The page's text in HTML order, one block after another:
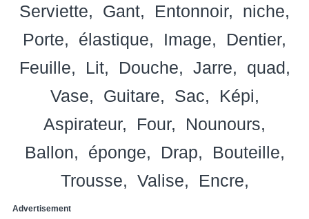
Serviette
Gant Entonnoir
niche
Porte
élastique Image
Dentier
Feuille
Lit Douche Jarre
quad
Vase
Guitare Sac
Képi
Aspirateur
Four
Nounours
Ballon
éponge Drap
Bouteille
Trousse
Valise Encre
Advertisement